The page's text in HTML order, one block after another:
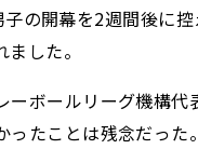
の開幕を2週間後に
した。
ーボールリーグ機構
ったことは残念だっ